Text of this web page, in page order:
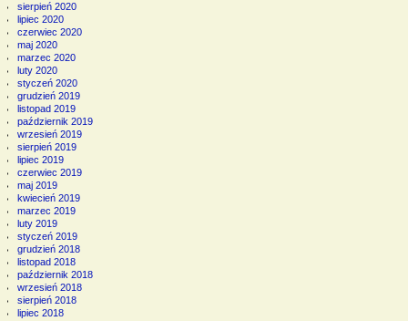
sierpień 2020
lipiec 2020
czerwiec 2020
maj 2020
marzec 2020
luty 2020
styczeń 2020
grudzień 2019
listopad 2019
październik 2019
wrzesień 2019
sierpień 2019
lipiec 2019
czerwiec 2019
maj 2019
kwiecień 2019
marzec 2019
luty 2019
styczeń 2019
grudzień 2018
listopad 2018
październik 2018
wrzesień 2018
sierpień 2018
lipiec 2018